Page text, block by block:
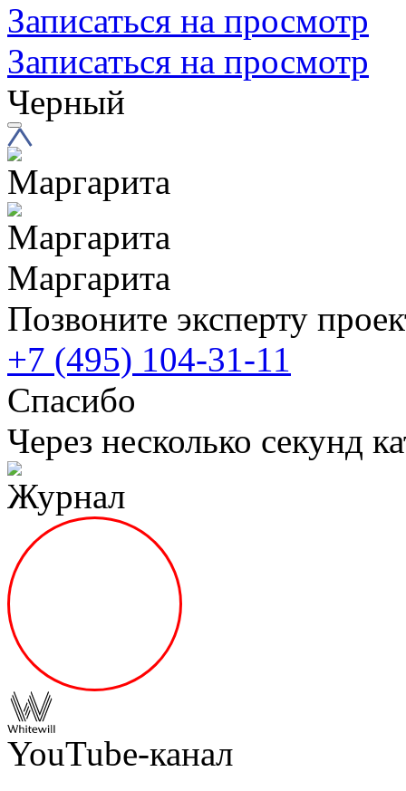
Записаться на просмотр
Записаться на просмотр
Черный
Маргарита
Позвоните эксперту
+7 (495) 104-31-11
Спасибо
Через несколько секунд
YouTube-канал